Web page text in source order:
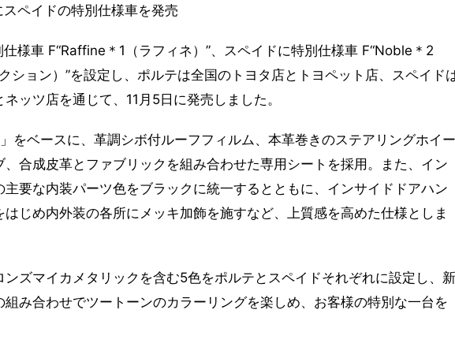
ペイドの特別仕様車を発売
様車 F“Raffine＊1（ラフィネ）”、スペイドに特別仕様車 F“Noble＊2
ション）”を設定し、ポルテは全国のトヨタ店とトヨペット店、スペイド
ッツ店を通じて、11月5日に発売しました。
をベースに、革調シボ付ルーフフィルム、本革巻きのステアリングホイー
合成皮革とファブリックを組み合わせた専用シートを採用。また、イン
要な内装パーツ色をブラックに統一するとともに、インサイドドアハン
はじめ内外装の各所にメッキ加飾を施すなど、上質感を高めた仕様としま
ズマイカメタリックを含む5色をポルテとスペイドそれぞれに設定し、新
み合わせでツートーンのカラーリングを楽しめ、お客様の特別な一台を